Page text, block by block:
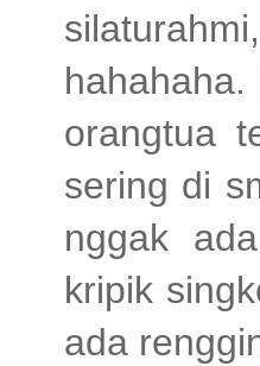
orangtua
sering di
nggak
kripik
ada